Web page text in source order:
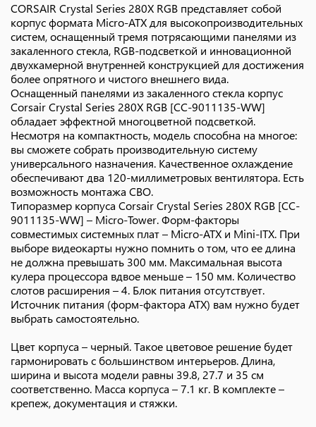
CORSAIR Crystal Series 280X RGB представляет собой
корпус формата Micro-ATX для высокопроизводительных
систем, оснащенный тремя потрясающими панелями из
закаленного стекла, RGB-подсветкой и инновационной
двухкамерной внутренней конструкцией для достижения
более опрятного и чистого внешнего вида.
Оснащенный панелями из закаленного стекла корпус
Corsair Crystal Series 280X RGB [CC-9011135-WW]
обладает эффектной многоцветной подсветкой.
Несмотря на компактность, модель способна на многое:
вы сможете собрать производительную систему
универсального назначения. Качественное охлаждение
обеспечивают два 120-миллиметровых вентилятора. Есть
возможность монтажа СВО.
Типоразмер корпуса Corsair Crystal Series 280X RGB [CC-
9011135-WW] – Micro-Tower. Форм-факторы
совместимых системных плат – Micro-ATX и Mini-ITX. При
выборе видеокарты нужно помнить о том, что ее длина
не должна превышать 300 мм. Максимальная высота
кулера процессора вдвое меньше – 150 мм. Количество
слотов расширения – 4. Блок питания отсутствует.
Источник питания (форм-фактора ATX) вам нужно будет
выбрать самостоятельно.
Цвет корпуса – черный. Такое цветовое решение будет
гармонировать с большинством интерьеров. Длина,
ширина и высота модели равны 39.8, 27.7 и 35 см
соответственно. Масса корпуса – 7.1 кг. В комплекте –
крепеж, документация и стяжки.